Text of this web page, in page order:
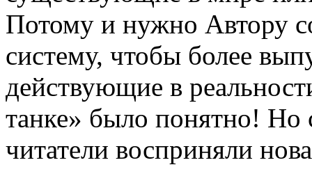
Потому и нужно Автору
систему, чтобы более
действующие в
танке» было понятно! Но
читатели восприняли